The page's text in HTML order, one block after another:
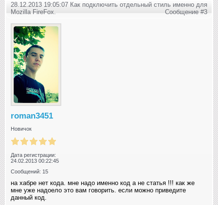
28.12.2013 19:05:07 Как подключить отдельный стиль именно для
Mozilla FireFox.
Сообщение #3
roman3451
Новичок
Дата регистрации:
24.02.2013 00:22:45
Сообщений: 15
на хабре нет кода. мне надо именно код а не статья !!! как же
мне уже надоело это вам говорить. если можно приведите
данный код.